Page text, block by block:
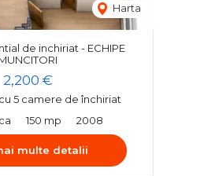
Harta
de inchiriat - ECHIPE
2,200 €
5 camere de închiriat
150 mp 2008
multe detalii